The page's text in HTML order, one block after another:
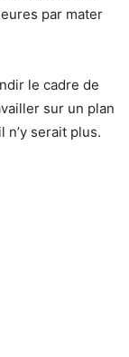
par mater
le cadre de
sur un plan
n’y serait plus.